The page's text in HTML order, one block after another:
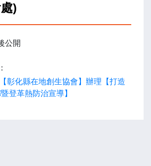
)
公開
彰化縣在地創生協會】辦理【打造
登革熱防治宣導】